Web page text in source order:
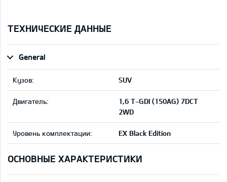
ТЕХНИЧЕСКИЕ ДАННЫЕ
General
Кузов: SUV
Двигатель:
1,6 T-GDI (150AG) 7DCT
2WD
Уровень комплектации: EX Black Edition
ОСНОВНЫЕ ХАРАКТЕРИСТИКИ